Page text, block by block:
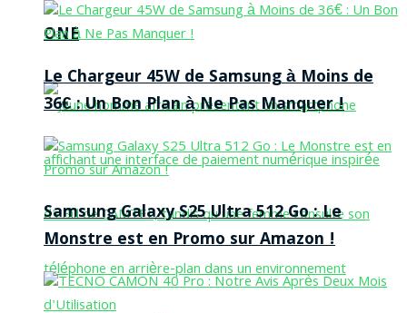
ONE
Le Chargeur 45W de Samsung à Moins de
36€ : Un Bon Plan à Ne Pas Manquer !
Samsung Galaxy S25 Ultra 512 Go : Le
Monstre est en Promo sur Amazon !